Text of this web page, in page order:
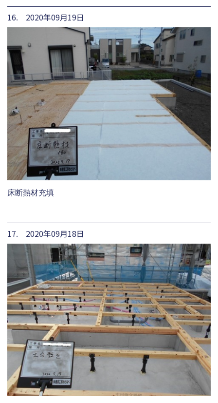
16. 2020年09月19日
床断熱材充填
17. 2020年09月18日